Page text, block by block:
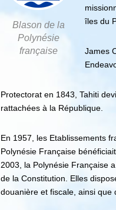
Blason de la
Polynésie
française
îles du
James
Protectorat en 1843, Tahiti
rattachées à la République.
En 1957, les Etablissements
Polynésie Française
2003, la Polynésie Française
de la Constitution. Elles
douanière et fiscale, ainsi que